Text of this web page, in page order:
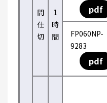
間
仕
切
1
時
間
pdf
FP060NP-
9283
pdf